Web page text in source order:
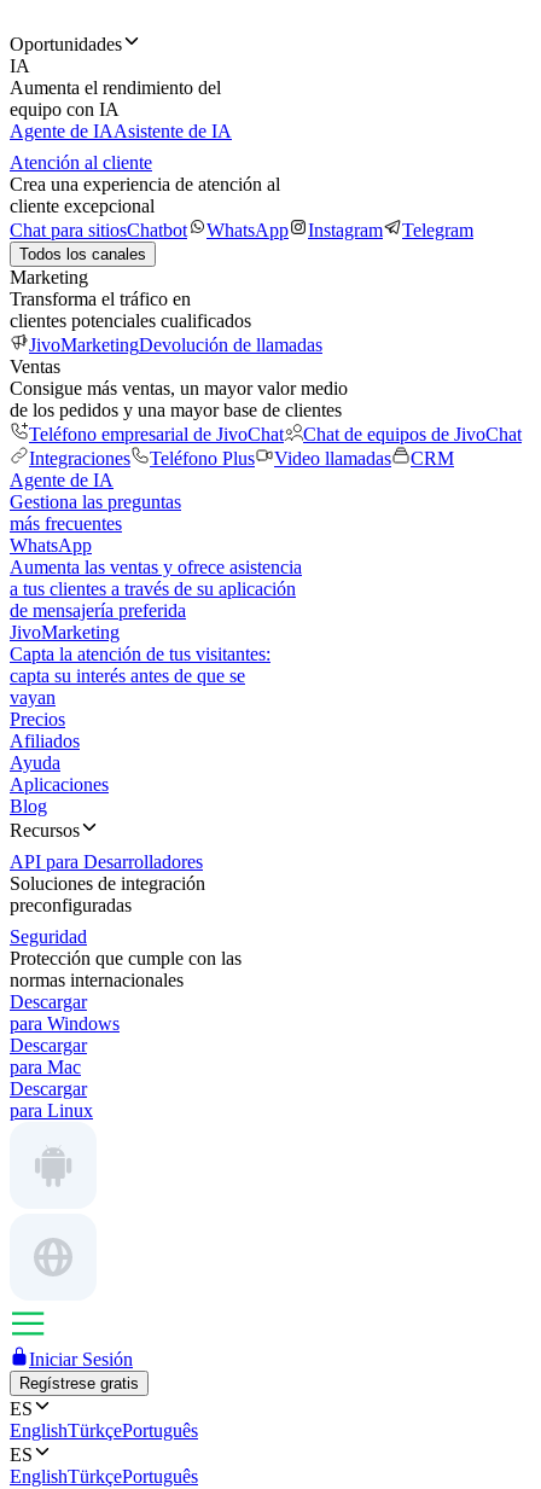
Oportunidades
IA
Aumenta el rendimiento del
equipo con IA
Agente de IAAsistente de IA
Atención al cliente
Crea una experiencia de atención al
cliente excepcional
Chat para sitiosChatbot WhatsApp Instagram Telegram
Todos los canales
Marketing
Transforma el tráfico en
clientes potenciales cualificados
JivoMarketingDevolución de llamadas
Ventas
Consigue más ventas, un mayor valor medio
de los pedidos y una mayor base de clientes
Teléfono empresarial de JivoChat
Chat de equipos de JivoChat
Integraciones
Teléfono Plus Video llamadas
CRM
Agente de IA
Gestiona las preguntas
más frecuentes
WhatsApp
Aumenta las ventas y ofrece asistencia
a tus clientes a través de su aplicación
de mensajería preferida
JivoMarketing
Capta la atención de tus visitantes:
capta su interés antes de que se
vayan
Precios
Afiliados
Ayuda
Aplicaciones
Blog
Recursos
API para Desarrolladores
Soluciones de integración
preconfiguradas
Seguridad
Protección que cumple con las
normas internacionales
Descargar
para Windows
Descargar
para Mac
Descargar
para Linux
Iniciar Sesión
Regístrese gratis
ES
EnglishTürkçePortuguês
ES
EnglishTürkçePortuguês